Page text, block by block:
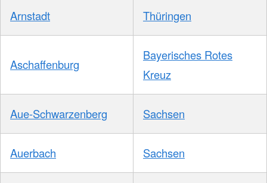
Arnstadt Thüringen
Aschaffenburg
Bayerisches Rotes
Kreuz
Aue-Schwarzenberg Sachsen
Auerbach Sachsen